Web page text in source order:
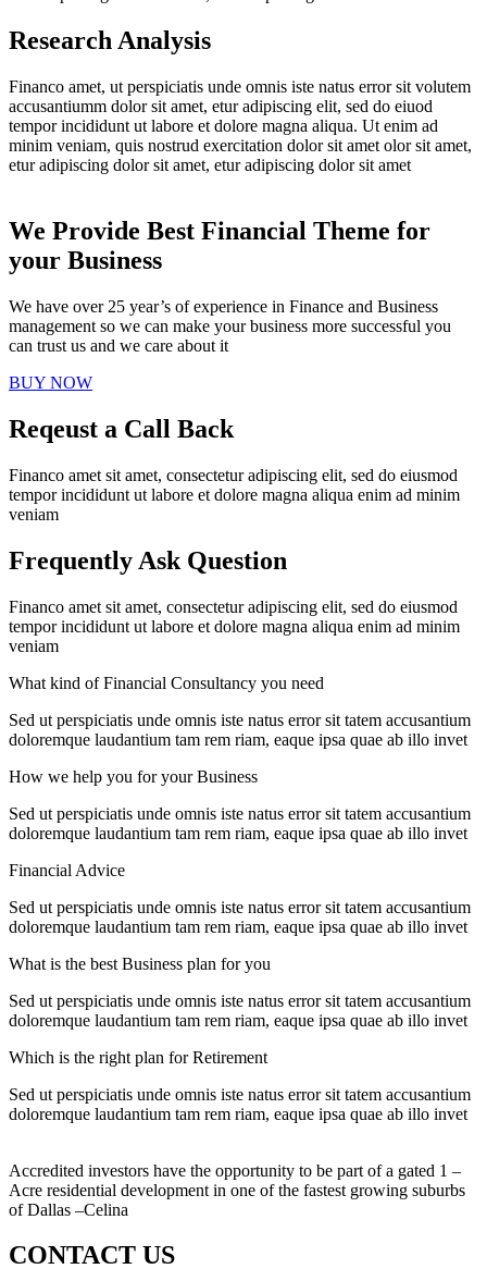
Research Analysis
Financo amet, ut perspiciatis unde omnis iste natus error sit volutem
accusantiumm dolor sit amet, etur adipiscing elit, sed do eiuod
tempor incididunt ut labore et dolore magna aliqua. Ut enim ad
minim veniam, quis nostrud exercitation dolor sit amet olor sit amet,
etur adipiscing dolor sit amet, etur adipiscing dolor sit amet
We Provide Best Financial Theme for
your Business
We have over 25 year’s of experience in Finance and Business
management so we can make your business more successful you
can trust us and we care about it
BUY NOW
Reqeust a Call Back
Financo amet sit amet, consectetur adipiscing elit, sed do eiusmod
tempor incididunt ut labore et dolore magna aliqua enim ad minim
veniam
Frequently Ask Question
Financo amet sit amet, consectetur adipiscing elit, sed do eiusmod
tempor incididunt ut labore et dolore magna aliqua enim ad minim
veniam
What kind of Financial Consultancy you need
Sed ut perspiciatis unde omnis iste natus error sit tatem accusantium
doloremque laudantium tam rem riam, eaque ipsa quae ab illo invet
How we help you for your Business
Sed ut perspiciatis unde omnis iste natus error sit tatem accusantium
doloremque laudantium tam rem riam, eaque ipsa quae ab illo invet
Financial Advice
Sed ut perspiciatis unde omnis iste natus error sit tatem accusantium
doloremque laudantium tam rem riam, eaque ipsa quae ab illo invet
What is the best Business plan for you
Sed ut perspiciatis unde omnis iste natus error sit tatem accusantium
doloremque laudantium tam rem riam, eaque ipsa quae ab illo invet
Which is the right plan for Retirement
Sed ut perspiciatis unde omnis iste natus error sit tatem accusantium
doloremque laudantium tam rem riam, eaque ipsa quae ab illo invet
Accredited investors have the opportunity to be part of a gated 1 –
Acre residential development in one of the fastest growing suburbs
of Dallas –Celina
CONTACT US